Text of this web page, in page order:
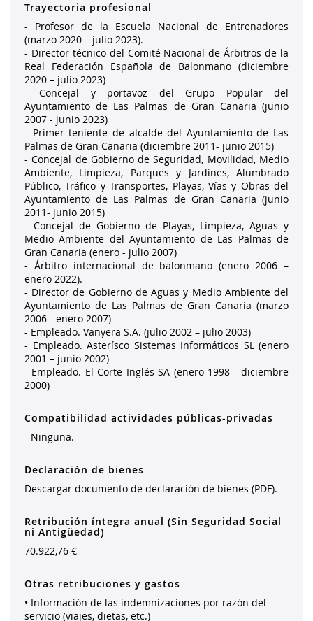
Trayectoria profesional
- Profesor de la Escuela Nacional de Entrenadores
(marzo 2020 – julio 2023).
- Director técnico del Comité Nacional de Árbitros de la
Real Federación Española de Balonmano (diciembre
2020 – julio 2023)
- Concejal y portavoz del Grupo Popular del
Ayuntamiento de Las Palmas de Gran Canaria (junio
2007 - junio 2023)
- Primer teniente de alcalde del Ayuntamiento de Las
Palmas de Gran Canaria (diciembre 2011- junio 2015)
- Concejal de Gobierno de Seguridad, Movilidad, Medio
Ambiente, Limpieza, Parques y Jardines, Alumbrado
Público, Tráfico y Transportes, Playas, Vías y Obras del
Ayuntamiento de Las Palmas de Gran Canaria (junio
2011- junio 2015)
- Concejal de Gobierno de Playas, Limpieza, Aguas y
Medio Ambiente del Ayuntamiento de Las Palmas de
Gran Canaria (enero - julio 2007)
- Árbitro internacional de balonmano (enero 2006 –
enero 2022).
- Director de Gobierno de Aguas y Medio Ambiente del
Ayuntamiento de Las Palmas de Gran Canaria (marzo
2006 - enero 2007)
- Empleado. Vanyera S.A. (julio 2002 – julio 2003)
- Empleado. Asterísco Sistemas Informáticos SL (enero
2001 – junio 2002)
- Empleado. El Corte Inglés SA (enero 1998 - diciembre
2000)
Compatibilidad actividades públicas-privadas
- Ninguna.
Declaración de bienes
Descargar documento de declaración de bienes (PDF).
Retribución íntegra anual (Sin Seguridad Social
ni Antigüedad)
70.922,76 €
Otras retribuciones y gastos
• Información de las indemnizaciones por razón del
servicio (viajes, dietas, etc.)